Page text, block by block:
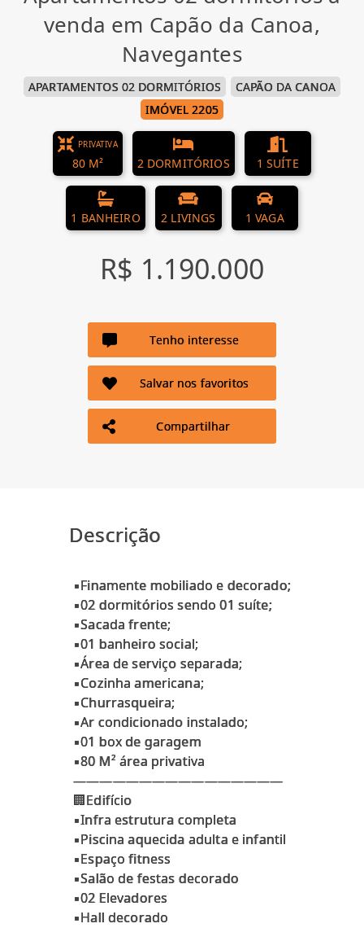
venda em Capão da Canoa,
Navegantes
APARTAMENTOS 02 DORMITÓRIOS
CAPÃO DA CANOA
IMÓVEL 2205
PRIVATIVA
80 M² 2 DORMITÓRIOS 1 SUÍTE
1 BANHEIRO 2 LIVINGS 1 VAGA
R$ 1.190.000
Tenho interesse
Salvar nos favoritos
Compartilhar
Descrição
▪️Finamente mobiliado e decorado;
▪️02 dormitórios sendo 01 suíte;
▪️Sacada frente;
▪️01 banheiro social;
▪️Área de serviço separada;
▪️Cozinha americana;
▪️Churrasqueira;
▪️Ar condicionado instalado;
▪️01 box de garagem
▪️80 M² área privativa
————————————————
🏢Edifício
▪️Infra estrutura completa
▪️Piscina aquecida adulta e infantil
▪️Espaço fitness
▪️Salão de festas decorado
▪️02 Elevadores
▪️Hall decorado